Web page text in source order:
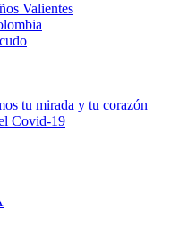
Valientes
tu mirada y tu corazón
Covid-19